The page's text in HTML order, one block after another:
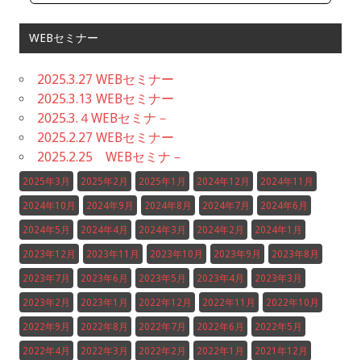
WEBセミナー
2025.3.27 WEBセミナー
2025.3.13 WEBセミナー
2025.3.４WEBセミナ－
2025.2.27 WEBセミナー
2025.2.25 WEBセミナ－
2025年3月 2025年2月 2025年1月 2024年12月 2024年11月
2024年10月 2024年9月 2024年8月 2024年7月 2024年6月
2024年5月 2024年4月 2024年3月 2024年2月 2024年1月
2023年12月 2023年11月 2023年10月 2023年9月 2023年8月
2023年7月 2023年6月 2023年5月 2023年4月 2023年3月
2023年2月 2023年1月 2022年12月 2022年11月 2022年10月
2022年9月 2022年8月 2022年7月 2022年6月 2022年5月
2022年4月 2022年3月 2022年2月 2022年1月 2021年12月